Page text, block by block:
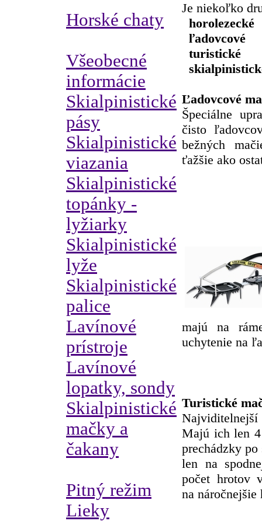
Horské chaty
Všeobecné
informácie
Skialpinistické
pásy
Skialpinistické
viazania
Skialpinistické
topánky -
lyžiarky
Skialpinistické
lyže
Skialpinistické
palice
Lavínové
prístroje
Lavínové
lopatky, sondy
Skialpinistické
mačky a
čakany
Pitný režim
Lieky
Je niekoľko
horolezecké
ľadovcové
turistické
Ľadovcové
Špeciálne
čisto
bežných
ťažšie ako
majú na
uchytenie na
Turistické
Majú ich len
prechádzky
len na
počet hrotov
na náročnejšie